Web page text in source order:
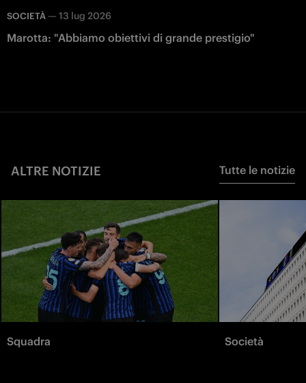
SOCIETÀ — 13 lug 2026
Marotta: "Abbiamo obiettivi di grande prestigio"
ALTRE NOTIZIE Tutte le notizie
Squadra Società